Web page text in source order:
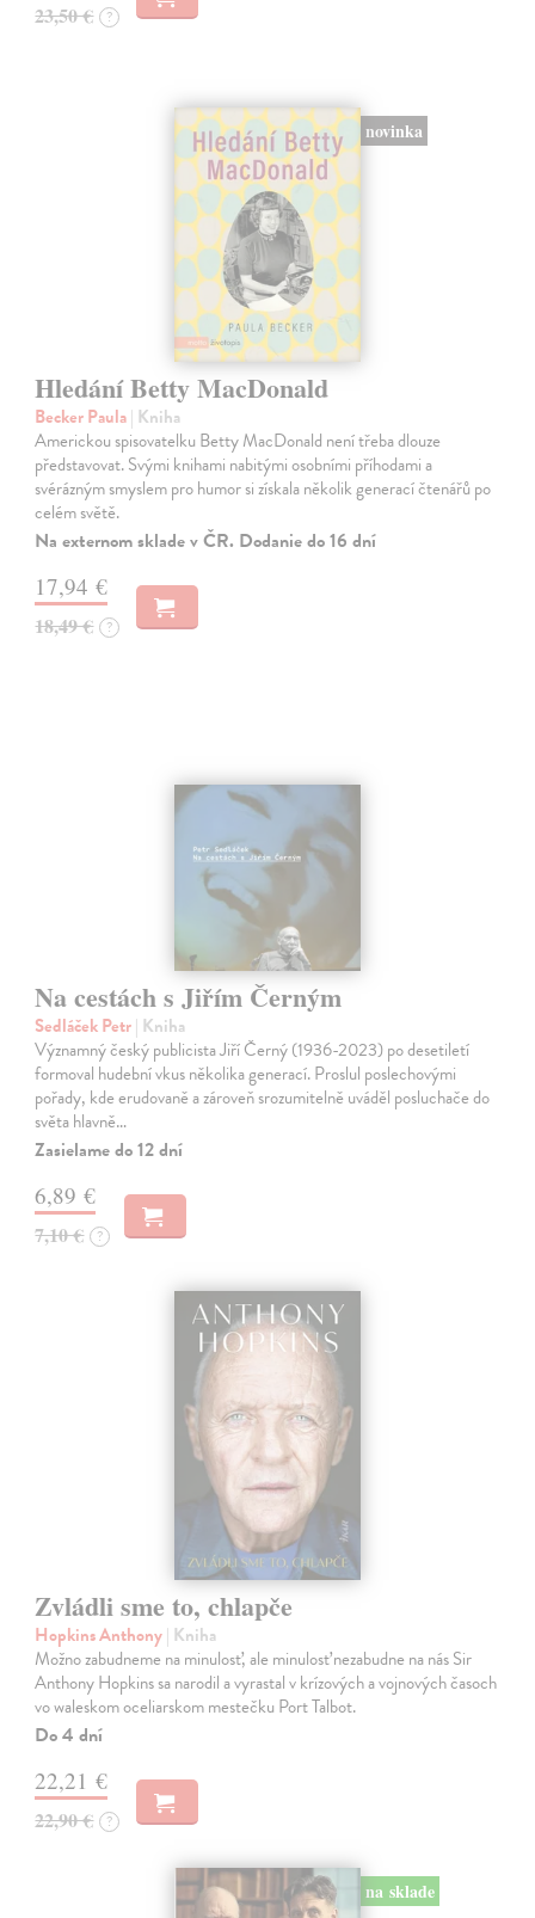
23,50 € ?
novinka
Hledání Betty MacDonald
Becker Paula| Kniha
Americkou spisovatelku Betty MacDonald není třeba dlouze
představovat. Svými knihami nabitými osobními příhodami a
svérázným smyslem pro humor si získala několik generací čtenářů po
celém světě.
Na externom sklade v ČR. Dodanie do 16 dní
17,94 €
18,49 € ?
Na cestách s Jiřím Černým
Sedláček Petr| Kniha
Významný český publicista Jiří Černý (1936-2023) po desetiletí
formoval hudební vkus několika generací. Proslul poslechovými
pořady, kde erudovaně a zároveň srozumitelně uváděl posluchače do
světa hlavně…
Zasielame do 12 dní
6,89 €
7,10 € ?
Zvládli sme to, chlapče
Hopkins Anthony| Kniha
Možno zabudneme na minulosť, ale minulosť nezabudne na nás Sir
Anthony Hopkins sa narodil a vyrastal v krízových a vojnových časoch
vo waleskom oceliarskom mestečku Port Talbot.
Do 4 dní
22,21 €
22,90 € ?
na sklade